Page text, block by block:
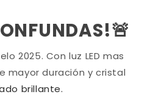
2025. Con luz LED mas
mayor duración y cristal
brillante.